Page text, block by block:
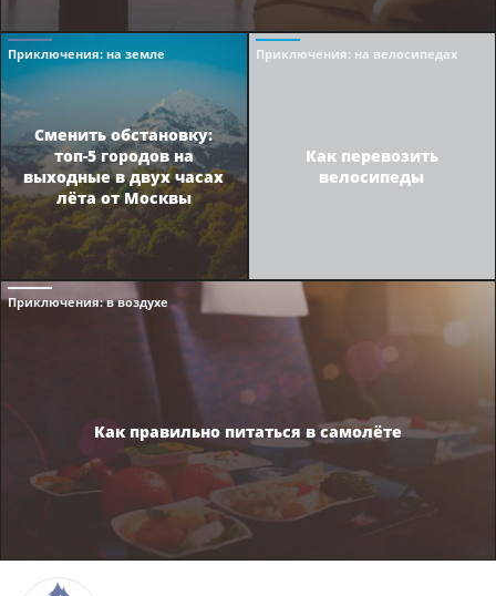
Приключения: на земле
Сменить обстановку:
топ-5 городов на
выходные в двух часах
лёта от Москвы
Приключения: на велосипедах
Как перевозить
велосипеды
Приключения: в воздухе
Как правильно питаться в самолёте